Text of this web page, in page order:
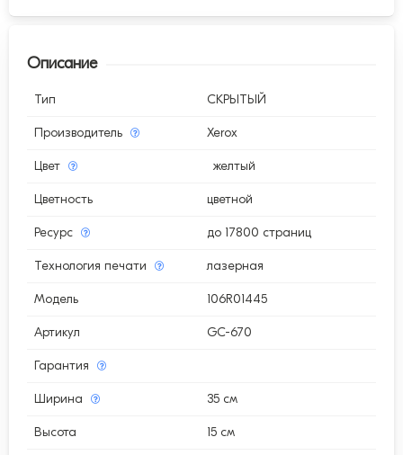
Описание
Тип СКРЫТЫЙ
Производитель Xerox
Цвет желтый
Цветность цветной
Ресурс до 17800 страниц
Технология печати лазерная
Модель 106R01445
Артикул GC-670
Гарантия
Ширина 35 см
Высота 15 см